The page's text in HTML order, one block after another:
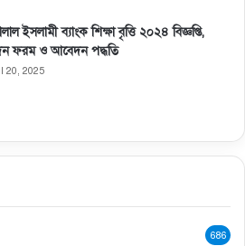
ইসলামী ব্যাংক শিক্ষা বৃত্তি ২০২৪ বিজ্ঞপ্তি,
ফরম ও আবেদন পদ্ধতি
20, 2025
686